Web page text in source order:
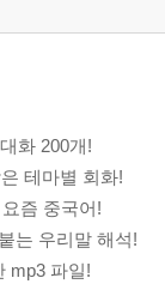
화 200개!
테마별 회화!
즘 중국어!
는 우리말 해석!
mp3 파일!